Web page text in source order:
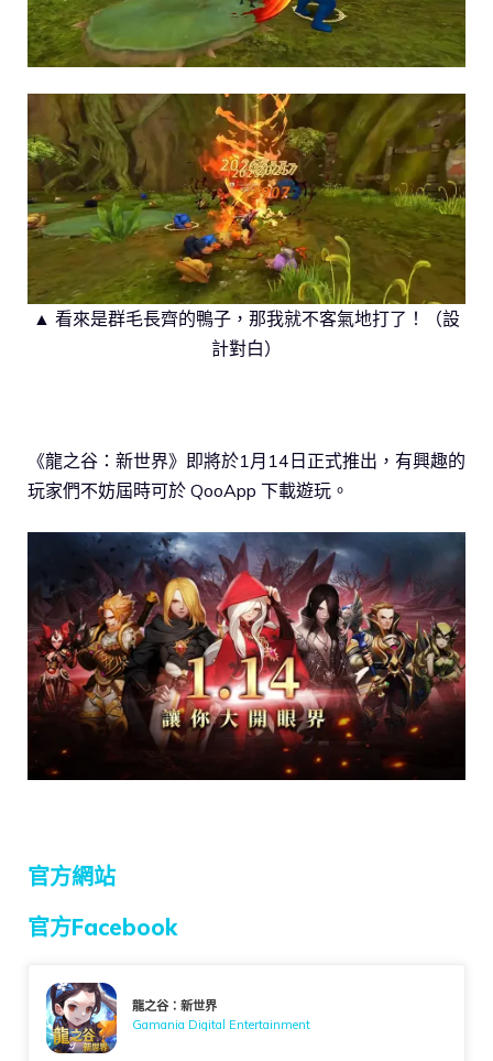
▲ 看來是群毛長齊的鴨子，那我就不客氣地打了！（設
計對白）
《龍之谷：新世界》即將於1月14日正式推出，有興趣的
玩家們不妨屆時可於 QooApp 下載遊玩。
官方網站
官方Facebook
龍之谷：新世界
Gamania Digital Entertainment